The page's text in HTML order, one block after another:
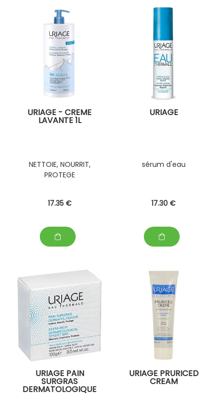
URIAGE - CREME
LAVANTE 1L
NETTOIE, NOURRIT,
PROTEGE
17.35 €
URIAGE
sérum d'eau
17.30 €
URIAGE PAIN
SURGRAS
DERMATOLOGIQUE
URIAGE PRURICED
CREAM